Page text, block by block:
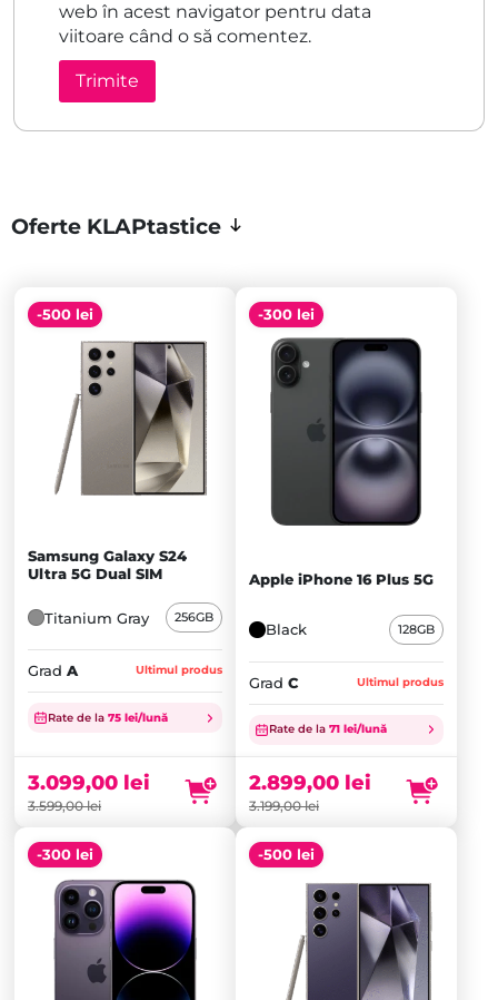
web în acest navigator pentru data
viitoare când o să comentez.
Oferte KLAPtastice
-500 lei
Samsung Galaxy S24
Ultra 5G Dual SIM
Titanium Gray 256GB
Grad A Ultimul produs
Rate de la 75 lei/lună
3.599,00lei
inițial
fost:
3.599,00 lei.
3.099,00 lei
Prețul
este:
3.099,00 lei.
-300 lei
Apple iPhone 16 Plus 5G
Black 128GB
Grad C Ultimul produs
Rate de la 71 lei/lună
3.199,00lei
Prețul
inițial
fost:
3.199,00 lei.
2.899,00 lei
Prețul
este:
2.899,00 lei.
-300 lei -500 lei